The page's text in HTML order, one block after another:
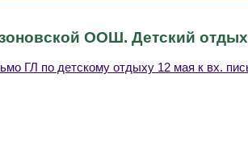
ООШ. Детский
ГЛ по детскому отдыху 12 мая к вх.